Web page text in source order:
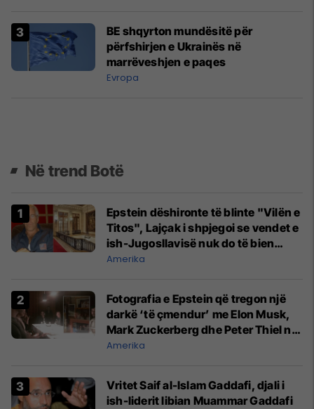
BE shqyrton mundësitë për
përfshirjen e Ukrainës në
marrëveshjen e paqes
Evropa
Në trend Botë
Epstein dëshironte të blinte "Vilën e
Titos", Lajçak i shpjegoi se vendet e
ish-Jugosllavisë nuk do të bien
kurrë dakord
Amerika
Fotografia e Epstein që tregon një
darkë ‘të çmendur’ me Elon Musk,
Mark Zuckerberg dhe Peter Thiel në
vitin 2015
Amerika
Vritet Saif al-Islam Gaddafi, djali i
ish-liderit libian Muammar Gaddafi